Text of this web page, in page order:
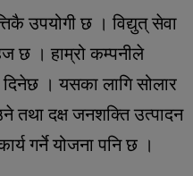
उपयोगी छ । विद्युत् सेवा
छ । हाम्रो कम्पनीले
दिनेछ । यसका लागि सोलार
तथा दक्ष जनशक्ति उत्पादन
गर्ने योजना पनि छ ।